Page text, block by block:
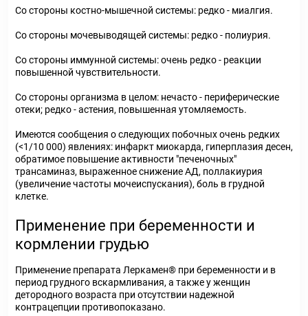
Со стороны костно-мышечной системы: редко - миалгия.
Со стороны мочевыводящей системы: редко - полиурия.
Со стороны иммунной системы: очень редко - реакции
повышенной чувствительности.
Со стороны организма в целом: нечасто - периферические
отеки; редко - астения, повышенная утомляемость.
Имеются сообщения о следующих побочных очень редких
(<1/10 000) явлениях: инфаркт миокарда, гиперплазия десен,
обратимое повышение активности "печеночных"
трансаминаз, выраженное снижение АД, поллакиурия
(увеличение частоты мочеиспускания), боль в грудной
клетке.
Применение при беременности и
кормлении грудью
Применение препарата Леркамен® при беременности и в
период грудного вскармливания, а также у женщин
детородного возраста при отсутствии надежной
контрацепции противопоказано.